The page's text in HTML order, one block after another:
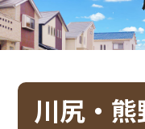
川尻・